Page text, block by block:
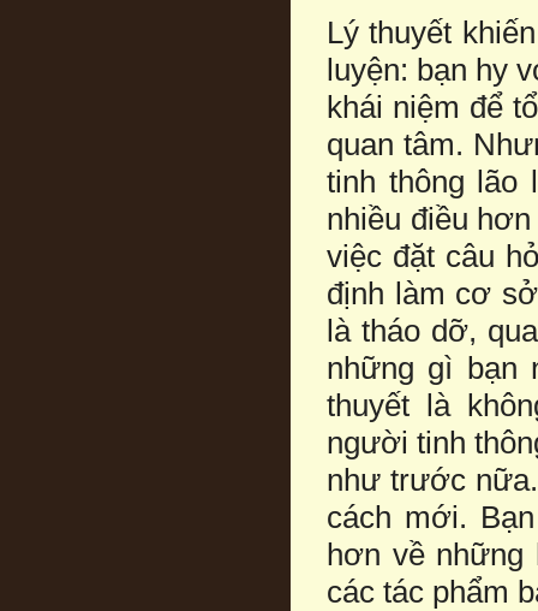
Lý thuyết
luyện: bạn hy
khái niệm để
quan tâm.
tinh thông lão
nhiều điều
việc đặt câu
định làm cơ
là tháo dỡ,
những gì bạn
thuyết là
người tinh
như trước
cách mới.
hơn về những
các tác phẩm